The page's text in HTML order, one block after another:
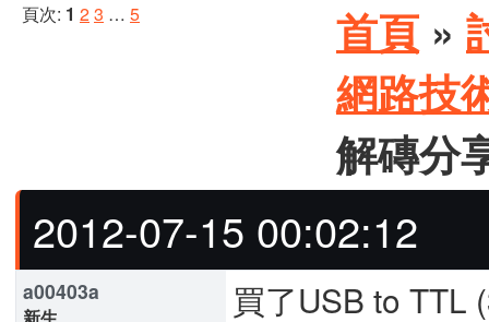
頁次: 1 23 … 5 首頁 »
網路技
解磚分
2012-07-15 00:02:12
a00403a
買了USB to TTL